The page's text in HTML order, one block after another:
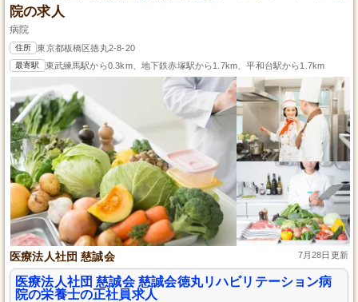
院の求人
病院
住所 東京都板橋区徳丸2-8-20
最寄駅 東武練馬駅から0.3km、地下鉄赤塚駅から1.7km、平和台駅から1.7km
医療法人社団 慈誠会 7月28日更新
医療法人社団 慈誠会 慈誠会徳丸リハビリテーション病
院の栄養士の正社員求人